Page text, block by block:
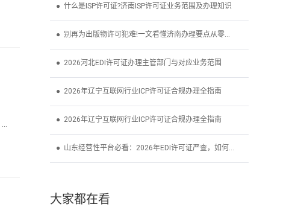
● 什么是ISP许可证?济南ISP许可证业务范围及办理知识
● 别再为出版物许可犯难!一文看懂济南办理要点从零到拿
● 2026河北EDI许可证办理主管部门与对应业务范围
● 2026年辽宁互联网行业ICP许可证合规办理全指南
● 2026年辽宁互联网行业ICP许可证合规办理全指南
● 山东经营性平台必看：2026年EDI许可证严查，如何办理?
大家都在看